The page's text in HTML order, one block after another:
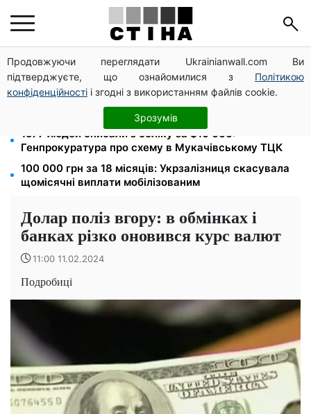
Продовжуючи переглядати Ukrainianwall.com Ви
підтверджуєте, що ознайомилися з Політикою
конфіденційності і згодні з використанням файлів cookie.
Зрозумів
172 940 грн захистять житло від арешту за
комуналку: з жовтня поріг — 432 тисячі
8 451 грн замість пакунка малюка: Пенсійний фонд
пояснив, як отримати гроші
1577 людей списали з обліку за $10 000:
Генпрокуратура про схему в Мукачівському ТЦК
100 000 грн за 18 місяців: Укрзалізниця скасувала
щомісячні виплати мобілізованим
Долар поліз вгору: в обмінках і
банках різко оновився курс валют
11:00 11.02.2024
Подробиці